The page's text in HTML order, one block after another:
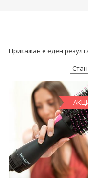
Прикажан е еден